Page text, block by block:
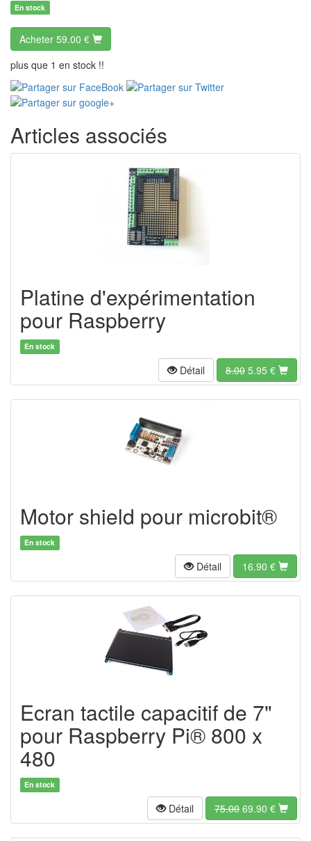
En stock
Acheter 59.00 €
plus que 1 en stock !!
Articles associés
Platine d'expérimentation
pour Raspberry
En stock
Détail 8.00 5.95 €
Motor shield pour microbit®
En stock
Détail 16.90 €
Ecran tactile capacitif de 7"
pour Raspberry Pi® 800 x
480
En stock
Détail 75.00 69.90 €